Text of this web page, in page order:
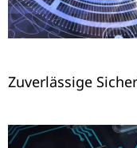
Zuverlässige